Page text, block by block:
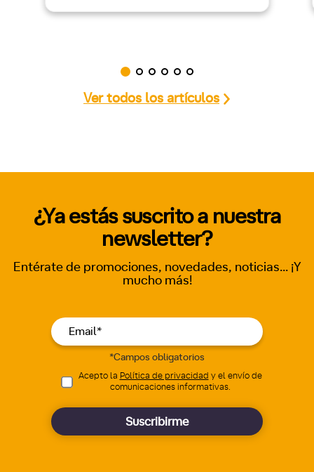
Ver todos los artículos
¿Ya estás suscrito a nuestra
newsletter?
Entérate de promociones, novedades, noticias... ¡Y
mucho más!
*Campos obligatorios
Acepto la Política de privacidad y el envío de
comunicaciones informativas.
Suscribirme